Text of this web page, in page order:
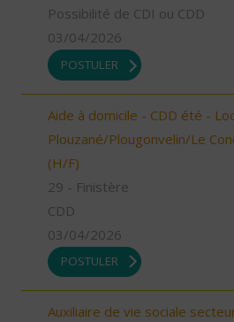
Possibilité de CDI ou CDD
03/04/2026
POSTULER
Aide à domicile - CDD été -
Plouzané/Plougonvelin/Le
(H/F)
29 - Finistère
CDD
03/04/2026
POSTULER
Auxiliaire de vie sociale